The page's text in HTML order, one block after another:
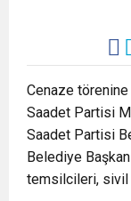
CHP’li
14:24 19 Mayıs
11:03 ZGC’DEN
8:22
Cenaze törenine
Saadet Partisi
Saadet Partisi
Belediye
temsilcileri, sivil